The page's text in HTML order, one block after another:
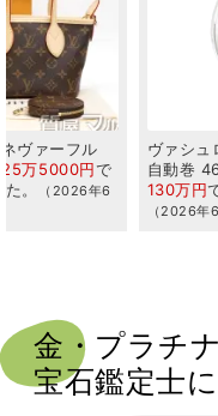
ィーシックス
ABランク を
り
しました。
預かり
金・プラチ
宝石鑑定士